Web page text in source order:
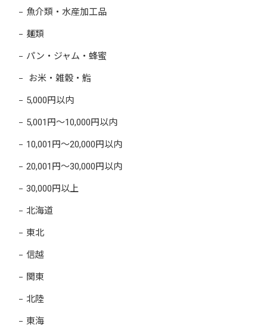
魚介類・水産加工品
麺類
パン・ジャム・蜂蜜
お米・雑穀・鮨
5,000円以内
5,001円～10,000円以内
10,001円～20,000円以内
20,001円～30,000円以内
30,000円以上
北海道
東北
信越
関東
北陸
東海